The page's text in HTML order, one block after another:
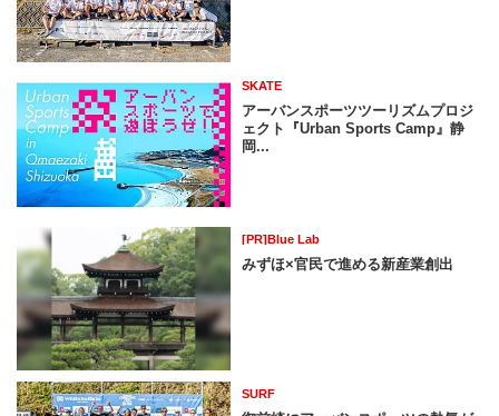
SKATE
アーバンスポーツツーリズムプロジ
ェクト『Urban Sports Camp』静
岡...
[PR]Blue Lab
みずほ×官民で進める新産業創出
SURF